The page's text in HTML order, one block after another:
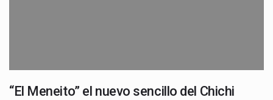
“El Meneito” el nuevo sencillo del Chichi